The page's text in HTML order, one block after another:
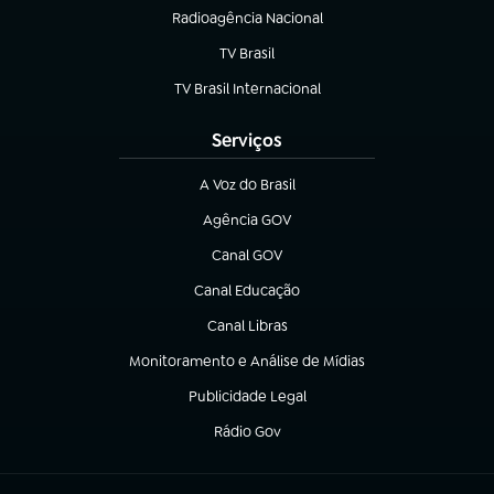
Radioagência Nacional
(abre em nova aba)
TV Brasil
(abre em nova aba)
TV Brasil Internacional
(abre em nova aba)
Serviços
A Voz do Brasil
(abre em nova aba)
Agência GOV
(abre em nova aba)
Canal GOV
(abre em nova aba)
Canal Educação
(abre em nova aba)
Canal Libras
(abre em nova aba)
Monitoramento e Análise de Mídias
(abre em nova aba)
Publicidade Legal
(abre em nova aba)
Rádio Gov
(abre em nova aba)